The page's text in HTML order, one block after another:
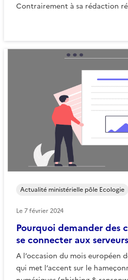
Contrairement à sa rédaction
Pourquoi demander des
se connecter aux
A l’occasion du mois européen
qui met l’accent sur le
Actualité ministérielle pôle Ecologie
Le7 février 2024